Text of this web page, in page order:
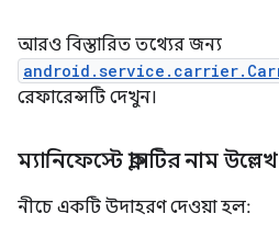
আরও বিস্তারিত তথ্যের জন্য
রেফারেন্সটি দেখুন।
ম্যানিফেস্টে ক্লাসটির নাম
নীচে একটি উদাহরণ দেওয়া হল: